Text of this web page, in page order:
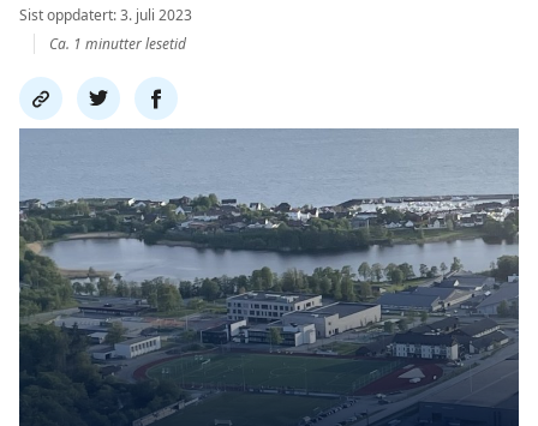
Sist oppdatert: 3. juli 2023
Ca. 1 minutter lesetid
Del
link
Del
på
Del
på